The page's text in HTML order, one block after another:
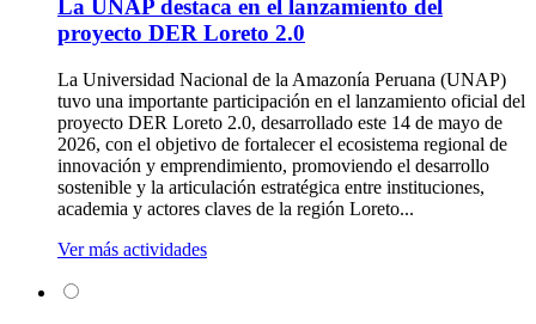
La UNAP destaca en el lanzamiento del
proyecto DER Loreto 2.0
La Universidad Nacional de la Amazonía Peruana (UNAP)
tuvo una importante participación en el lanzamiento oficial del
proyecto DER Loreto 2.0, desarrollado este 14 de mayo de
2026, con el objetivo de fortalecer el ecosistema regional de
innovación y emprendimiento, promoviendo el desarrollo
sostenible y la articulación estratégica entre instituciones,
academia y actores claves de la región Loreto...
Ver más actividades